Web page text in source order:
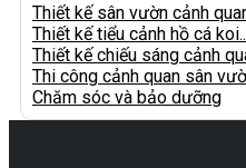
Thiết kế sân vườn cảnh
Thiết kế tiểu cảnh hồ cá
Thiết kế chiếu sáng cảnh
Thi công cảnh quan sân
Chăm sóc và bảo dưỡng